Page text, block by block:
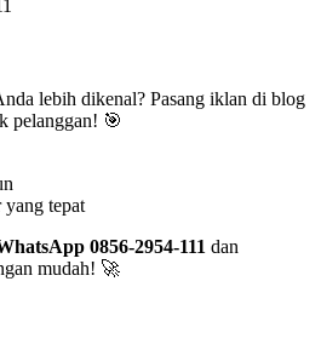
lebih dikenal? Pasang iklan di blog
pelanggan! 🎯
yang tepat
0856-2954-111 dan
mudah! 🚀